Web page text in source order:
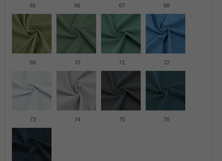
65 66 67 68
69 70 71 72
73 74 75 76